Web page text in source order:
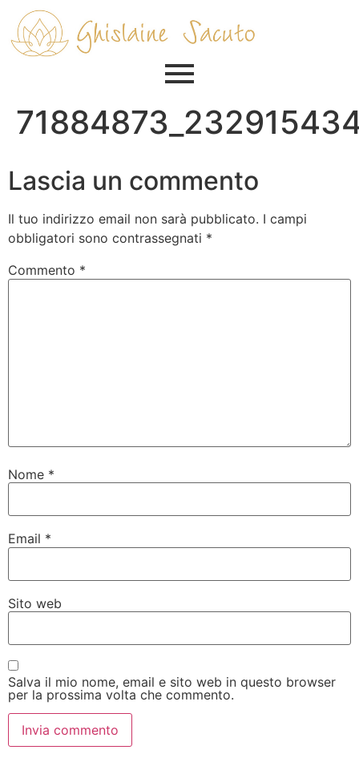
Lascia un commento
Il tuo indirizzo email non sarà pubblicato. I campi
obbligatori sono contrassegnati *
Commento *
Nome *
Email *
Sito web
Salva il mio nome, email e sito web in questo browser
per la prossima volta che commento.